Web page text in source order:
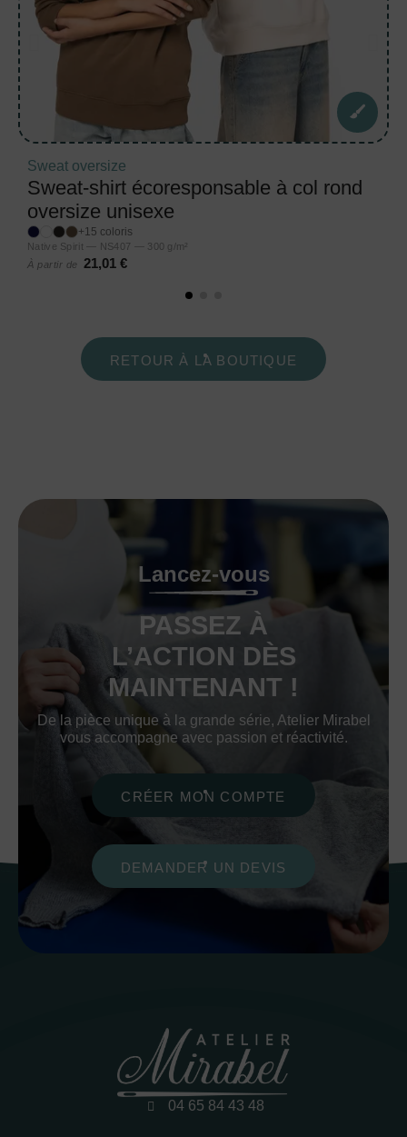
Sweat oversize
Sweat-shirt écoresponsable à col rond
oversize unisexe
+15 coloris
Native Spirit — NS407 — 300 g/m²
À partir de
21,01 €
RETOUR À LA BOUTIQUE
Lancez-vous
PASSEZ À
L’ACTION DÈS
MAINTENANT !
De la pièce unique à la grande série, Atelier Mirabel
vous accompagne avec passion et réactivité.
CRÉER MON COMPTE
DEMANDER UN DEVIS
04 65 84 43 48